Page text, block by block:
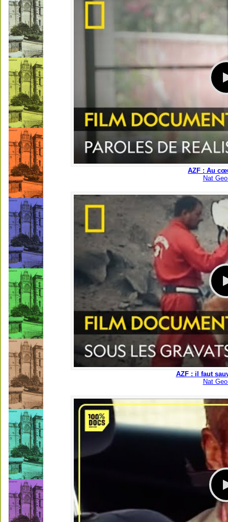
AZF : Au
Nat
AZF : il faut
Nat